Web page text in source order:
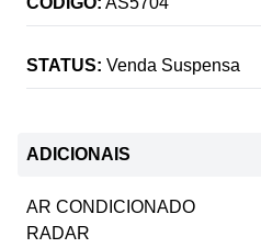
STATUS: Venda Suspensa
ADICIONAIS
AR CONDICIONADO
RADAR